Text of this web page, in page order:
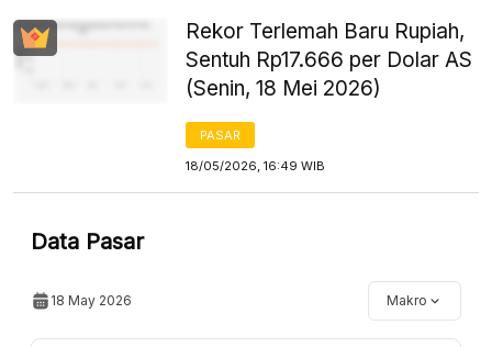
Rekor Terlemah Baru Rupiah,
Sentuh Rp17.666 per Dolar AS
(Senin, 18 Mei 2026)
PASAR
18/05/2026, 16:49 WIB
Data Pasar
18 May 2026 Makro